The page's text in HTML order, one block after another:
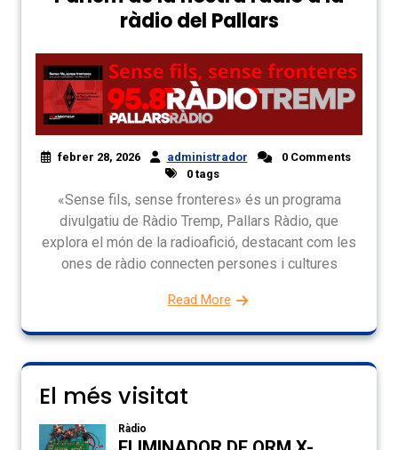
ràdio del Pallars
febrer 28, 2026 administrador
0 Comments
0 tags
«Sense fils, sense fronteres» és un programa
divulgatiu de Ràdio Tremp, Pallars Ràdio, que
explora el món de la radioafició, destacant com les
ones de ràdio connecten persones i cultures
Read More
El més visitat